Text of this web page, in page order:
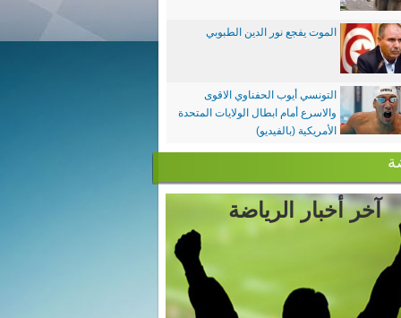
الموت يفجع نور الدين الطبوبي
التونسي أيوب الحفناوي الاقوى
والاسرع أمام ابطال الولايات المتحدة
الأمريكية (بالفيديو)
آخر أخبار الرياضة